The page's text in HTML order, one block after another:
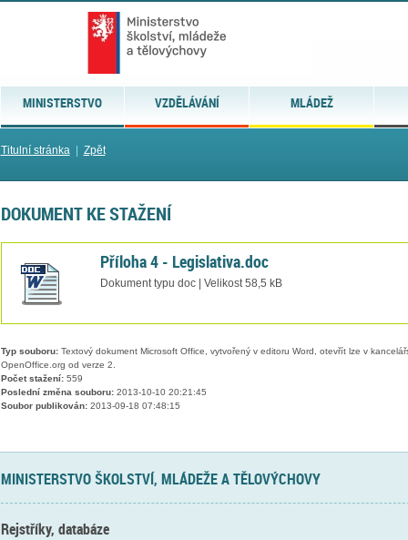
MINISTERSTVO VZDĚLÁVÁNÍ MLÁDEŽ
Titulní stránka| Zpět
DOKUMENT KE STAŽENÍ
Příloha 4 - Legislativa.doc
Dokument typu doc | Velikost 58,5 kB
Typ souboru:Textový dokument Microsoft Office, vytvořený v editoru Word, otevřít lze v
OpenOffice.org od verze 2.
Počet stažení:559
Poslední změna souboru:2013-10-10 20:21:45
Soubor publikován:2013-09-18 07:48:15
MINISTERSTVO ŠKOLSTVÍ, MLÁDEŽE A TĚLOVÝCHOVY
Rejstříky, databáze